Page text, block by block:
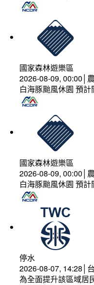
國家森林遊樂區
2026-08-09, 00:00│
白海豚颱風休園 預
國家森林遊樂區
2026-08-09, 00:00│
白海豚颱風休園 預
停水
2026-08-07, 14:28│
為全面提升該區域居